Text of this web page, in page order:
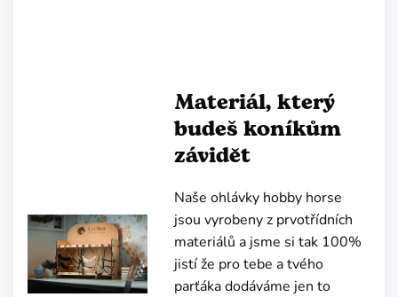
Materiál, který
budeš koníkům
závidět
Naše ohlávky hobby horse
jsou vyrobeny z prvotřídních
materiálů a jsme si tak 100%
jistí že pro tebe a tvého
parťáka dodáváme jen to